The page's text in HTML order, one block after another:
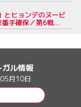
とヒョンデのヌービ
手確保／第6戦デ
ル情報
月10日